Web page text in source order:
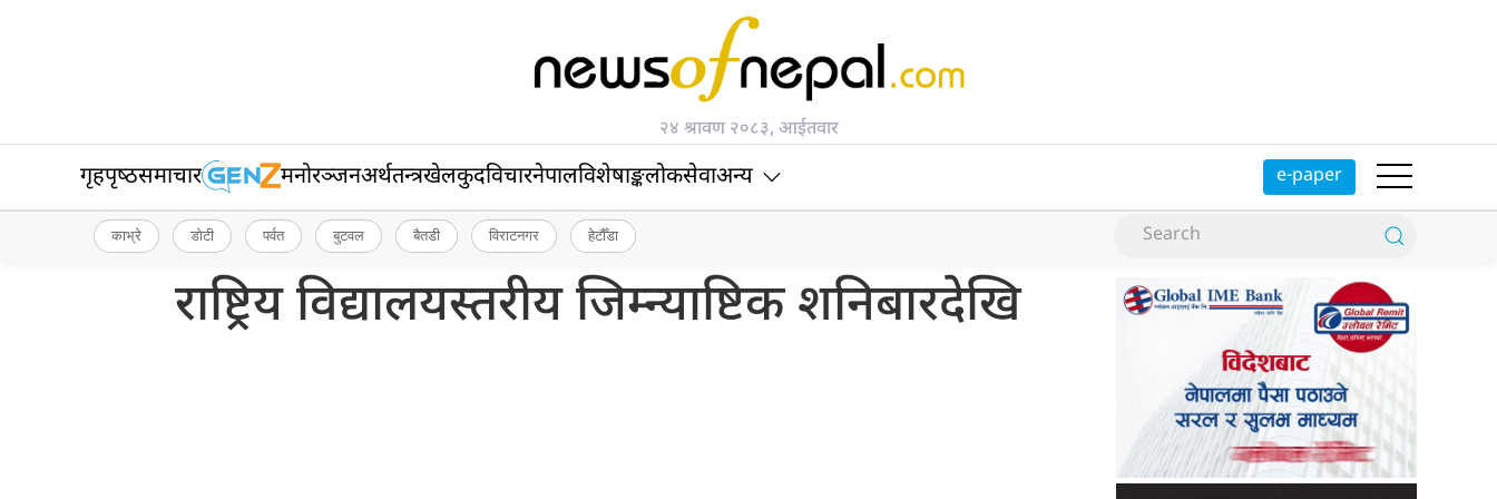
२४ श्रावण २०८३, आईतवार
गृहपृष्‍ठसमाचार मनोरञ्जनअर्थतन्त्रखेलकुदविचारनेपालविशेषाङ्कलोकसेवाअन्य e-paper
काभ्रे डोटी पर्वत बुटवल बैतडी विराटनगर हेटौँडा
राष्ट्रिय विद्यालयस्तरीय जिम्न्याष्टिक शनिबारदेखि